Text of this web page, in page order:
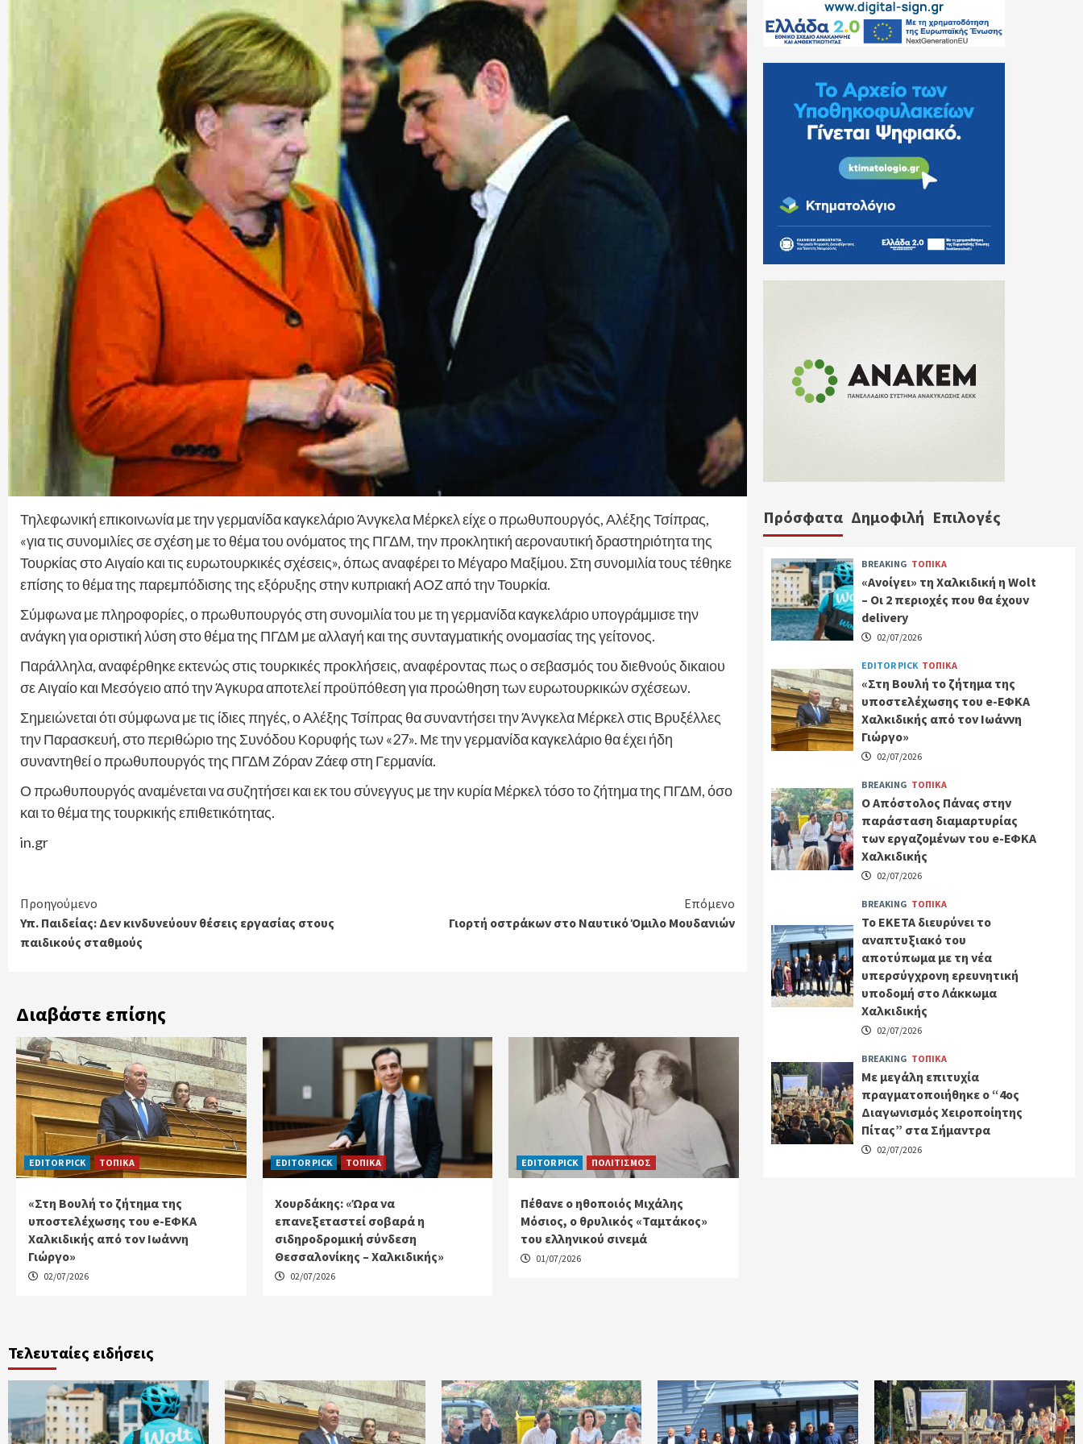
Τηλεφωνική επικοινωνία με την γερμανίδα καγκελάριο Άνγκελα Μέρκελ είχε ο πρωθυπουργός, Αλέξης Τσίπρας,
«για τις συνομιλίες σε σχέση με το θέμα του ονόματος της ΠΓΔΜ, την προκλητική αεροναυτική δραστηριότητα της
Τουρκίας στο Αιγαίο και τις ευρωτουρκικές σχέσεις», όπως αναφέρει το Μέγαρο Μαξίμου. Στη συνομιλία τους τέθηκε
επίσης το θέμα της παρεμπόδισης της εξόρυξης στην κυπριακή ΑΟΖ από την Τουρκία.
Σύμφωνα με πληροφορίες, ο πρωθυπουργός στη συνομιλία του με τη γερμανίδα καγκελάριο υπογράμμισε την
ανάγκη για οριστική λύση στο θέμα της ΠΓΔΜ με αλλαγή και της συνταγματικής ονομασίας της γείτονος.
Παράλληλα, αναφέρθηκε εκτενώς στις τουρκικές προκλήσεις, αναφέροντας πως ο σεβασμός του διεθνούς δικαιου
σε Αιγαίο και Μεσόγειο από την Άγκυρα αποτελεί προϋπόθεση για προώθηση των ευρωτουρκικών σχέσεων.
Σημειώνεται ότι σύμφωνα με τις ίδιες πηγές, ο Αλέξης Τσίπρας θα συναντήσει την Άνγκελα Μέρκελ στις Βρυξέλλες
την Παρασκευή, στο περιθώριο της Συνόδου Κορυφής των «27». Με την γερμανίδα καγκελάριο θα έχει ήδη
συναντηθεί ο πρωθυπουργός της ΠΓΔΜ Ζόραν Ζάεφ στη Γερμανία.
Ο πρωθυπουργός αναμένεται να συζητήσει και εκ του σύνεγγυς με την κυρία Μέρκελ τόσο το ζήτημα της ΠΓΔΜ, όσο
και το θέμα της τουρκικής επιθετικότητας.
in.gr
Continue
Reading
Προηγούμενο
Υπ. Παιδείας: Δεν κινδυνεύουν θέσεις εργασίας στους
παιδικούς σταθμούς
Επόμενο
Γιορτή οστράκων στο Ναυτικό Όμιλο Μουδανιών
Διαβάστε επίσης
EDITOR PICK ΤΟΠΙΚΑ
«Στη Βουλή το ζήτημα της
υποστελέχωσης του e-ΕΦΚΑ
Χαλκιδικής από τον Ιωάννη
Γιώργο»
02/07/2026
EDITOR PICK ΤΟΠΙΚΑ
Χουρδάκης: «Ώρα να
επανεξεταστεί σοβαρά η
σιδηροδρομική σύνδεση
Θεσσαλονίκης – Χαλκιδικής»
02/07/2026
EDITOR PICK ΠΟΛΙΤΙΣΜΟΣ
Πέθανε ο ηθοποιός Μιχάλης
Μόσιος, ο θρυλικός «Ταμτάκος»
του ελληνικού σινεμά
01/07/2026
Πρόσφατα Δημοφιλή Επιλογές
BREAKING ΤΟΠΙΚΑ
«Ανοίγει» τη Χαλκιδική η Wolt
– Οι 2 περιοχές που θα έχουν
delivery
02/07/2026
EDITOR PICK ΤΟΠΙΚΑ
«Στη Βουλή το ζήτημα της
υποστελέχωσης του e-ΕΦΚΑ
Χαλκιδικής από τον Ιωάννη
Γιώργο»
02/07/2026
BREAKING ΤΟΠΙΚΑ
Ο Απόστολος Πάνας στην
παράσταση διαμαρτυρίας
των εργαζομένων του e-ΕΦΚΑ
Χαλκιδικής
02/07/2026
BREAKING ΤΟΠΙΚΑ
Το ΕΚΕΤΑ διευρύνει το
αναπτυξιακό του
αποτύπωμα με τη νέα
υπερσύγχρονη ερευνητική
υποδομή στο Λάκκωμα
Χαλκιδικής
02/07/2026
BREAKING ΤΟΠΙΚΑ
Με μεγάλη επιτυχία
πραγματοποιήθηκε ο “4ος
Διαγωνισμός Χειροποίητης
Πίτας” στα Σήμαντρα
02/07/2026
Τελευταίες ειδήσεις